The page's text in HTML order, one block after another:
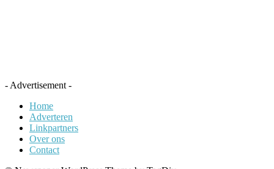
- Advertisement -
Home
Adverteren
Linkpartners
Over ons
Contact